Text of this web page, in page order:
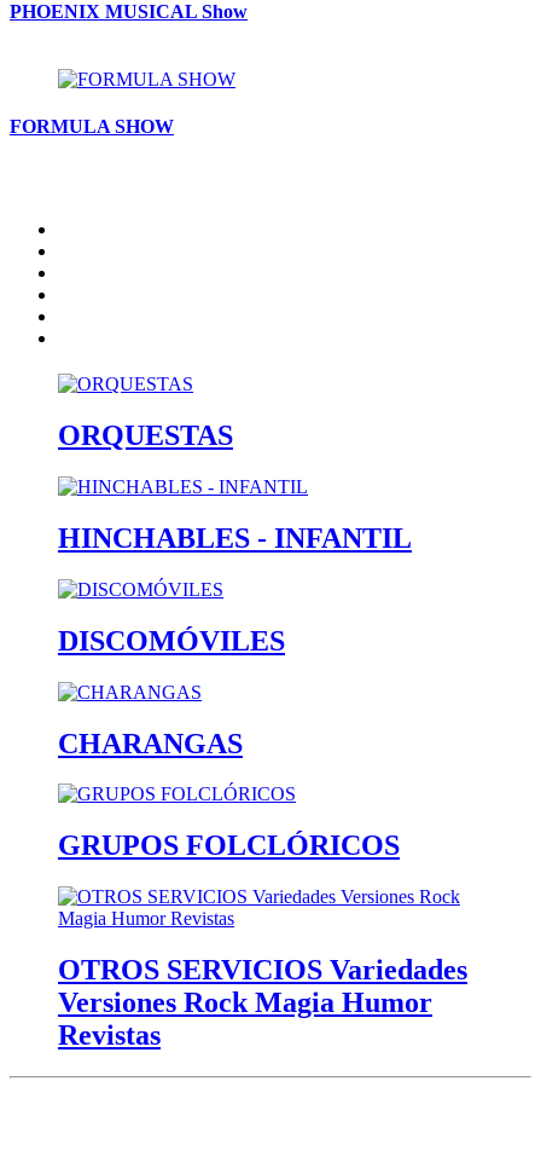
PHOENIX MUSICAL Show
FORMULA SHOW
ORQUESTAS
HINCHABLES - INFANTIL
DISCOMÓVILES
CHARANGAS
GRUPOS FOLCLÓRICOS
OTROS SERVICIOS Variedades
Versiones Rock Magia Humor
Revistas